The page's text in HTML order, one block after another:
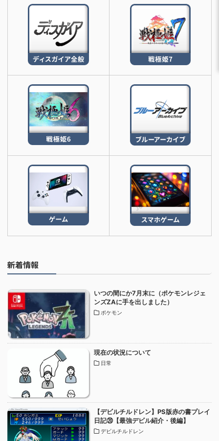
新着情報
いつの間にか7月末に（ポケモンレジェ
ンズZAに手を出しました）
ポケモン
現在の状況について
日常
【デビルチルドレン】PS版赤の書プレイ
日記⑳【最強デビル紹介・後編】
デビルチルドレン